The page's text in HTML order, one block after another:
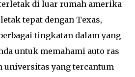
di luar rumah amerika
tepat dengan Texas,
tingkatan dalam yang
untuk memahami auto ras
universitas yang tercantum